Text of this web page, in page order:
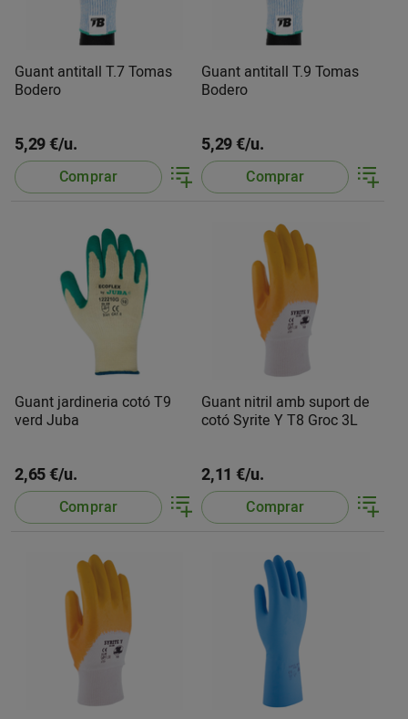
Guant antitall T.7 Tomas
Bodero
5,29 €/u.
Comprar
Guant antitall T.9 Tomas
Bodero
5,29 €/u.
Comprar
Guant jardineria cotó T9
verd Juba
2,65 €/u.
Comprar
Guant nitril amb suport de
cotó Syrite Y T8 Groc 3L
2,11 €/u.
Comprar